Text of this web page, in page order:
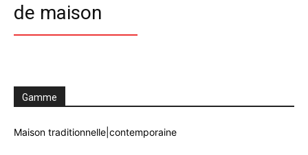
de maison
Gamme
Maison traditionnelle|contemporaine